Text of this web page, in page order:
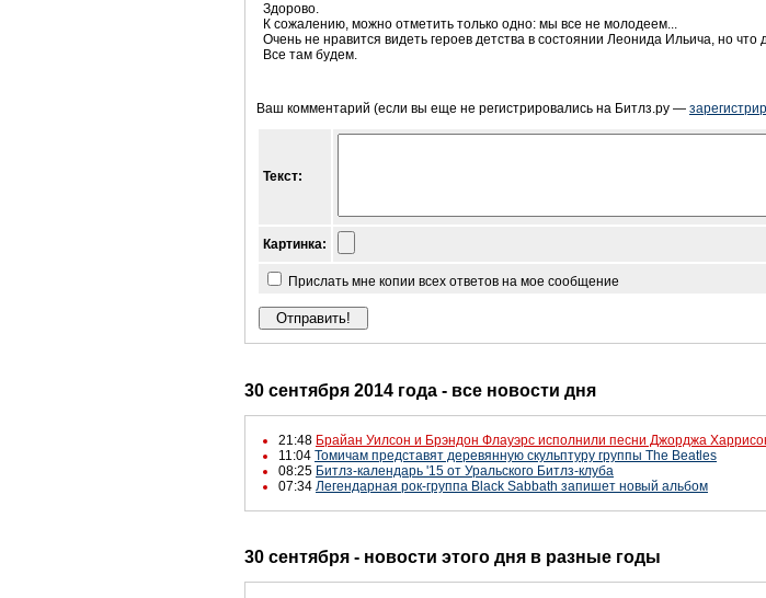
Здорово.
К сожалению, можно отметить только одно: мы все не молодеем...
Очень не нравится видеть героев детства в состоянии Леонида Ильича, но что
Все там будем.
Ваш комментарий (если вы еще не регистрировались на Битлз.ру —
Текст:
Картинка:
Прислать мне копии всех ответов на мое сообщение
30 сентября 2014 года - все новости дня
21:48 Брайан Уилсон и Брэндон Флауэрс исполнили песни Джорджа
11:04 Томичам представят деревянную скульптуру группы The Beatles
08:25 Битлз-календарь '15 от Уральского Битлз-клуба
07:34 Легендарная рок-группа Black Sabbath запишет новый альбом
30 сентября - новости этого дня в разные годы